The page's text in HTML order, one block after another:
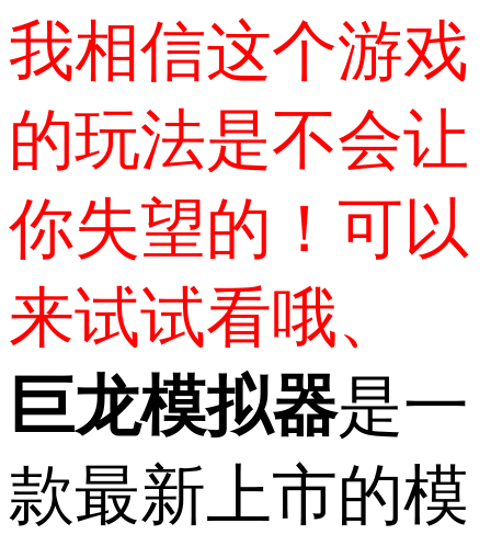
我相信这个游戏
的玩法是不会让
你失望的！可以
来试试看哦、
巨龙模拟器是一
款最新上市的模